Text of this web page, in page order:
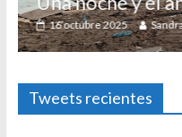
16 octubre 2025
Tweets recientes